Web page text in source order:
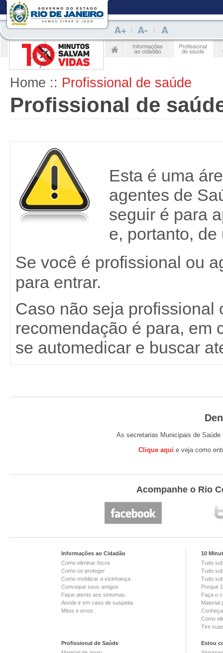
Home :: Profissional de saúde
Profissional de
Esta é uma
agentes de
seguir é para
e, portanto,
Se você é profissional ou
para entrar.
Caso não seja profissional
recomendação é para, em
se automedicar e buscar
As secretarias Municipais de
Clique aqui e veja como
Acompanhe o Rio
Informações ao Cidadão
Como eliminar focos
Como se proteger
Como mobilizar a vizinhança
Convoque seus amigos
Fique atento aos sintomas
Aonde ir em caso de suspeita
Mitos e erros
Profissional de Saúde
10
Tudo
Tudo
Tudo
Porque
Faça o
Material
Como
Tire
Estou